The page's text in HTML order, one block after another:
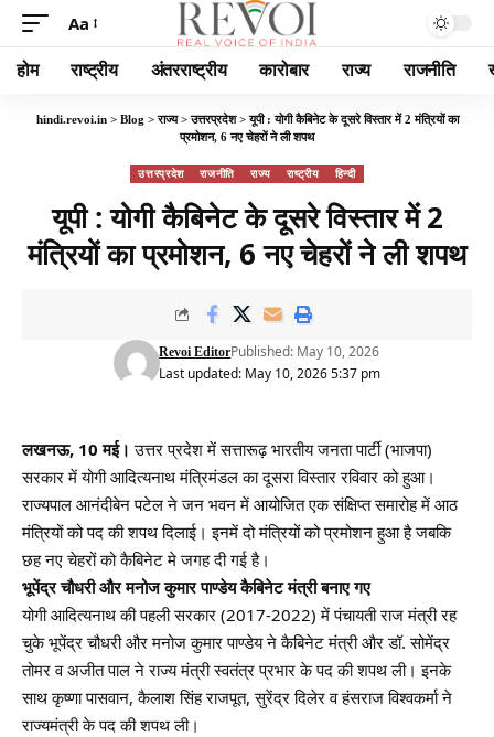
Aa
होम राष्ट्रीय अंतरराष्ट्रीय कारोबार राज्य राजनीति
hindi.revoi.in> Blog >राज्य>उत्तरप्रदेश>यूपी : योगी कैबिनेट के दूसरे विस्तार में 2 मंत्रियों का
प्रमोशन, 6 नए चेहरों ने ली शपथ
उत्तरप्रदेश राजनीति राज्य राष्ट्रीय हिन्दी
यूपी : योगी कैबिनेट के दूसरे विस्तार में 2
मंत्रियों का प्रमोशन, 6 नए चेहरों ने ली शपथ
Last updated: May 10, 2026 5:37 pm
Revoi EditorPublished: May 10, 2026
लखनऊ, 10 मई। उत्तर प्रदेश में सत्तारूढ़ भारतीय जनता पार्टी (भाजपा)
सरकार में योगी आदित्यनाथ मंत्रिमंडल का दूसरा विस्तार रविवार को हुआ।
राज्यपाल आनंदीबेन पटेल ने जन भवन में आयोजित एक संक्षिप्त समारोह में आठ
मंत्रियों को पद की शपथ दिलाई। इनमें दो मंत्रियों को प्रमोशन हुआ है जबकि
छह नए चेहरों को कैबिनेट मे जगह दी गई है।
भूपेंद्र चौधरी और मनोज कुमार पाण्डेय कैबिनेट मंत्री बनाए गए
योगी आदित्यनाथ की पहली सरकार (2017-2022) में पंचायती राज मंत्री रह
चुके भूपेंद्र चौधरी और मनोज कुमार पाण्डेय ने कैबिनेट मंत्री और डॉ. सोमेंद्र
तोमर व अजीत पाल ने राज्य मंत्री स्वतंत्र प्रभार के पद की शपथ ली। इनके
साथ कृष्णा पासवान, कैलाश सिंह राजपूत, सुरेंद्र दिलेर व हंसराज विश्वकर्मा ने
राज्यमंत्री के पद की शपथ ली।